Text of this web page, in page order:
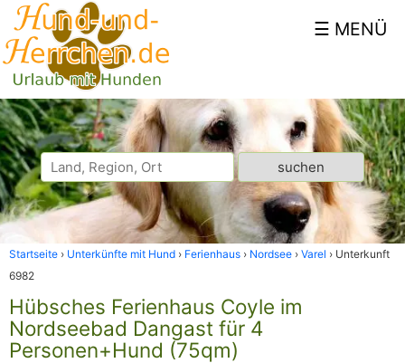
Startseite Unterkünfte mit Hund Ferienhaus Nordsee Varel
Unterkunft
6982
Hübsches Ferienhaus Coyle im
Nordseebad Dangast für 4
Personen+Hund (75qm)